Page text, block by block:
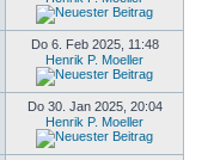
Do 6. Feb 2025, 11:48
Henrik P. Moeller
Do 30. Jan 2025, 20:04
Henrik P. Moeller